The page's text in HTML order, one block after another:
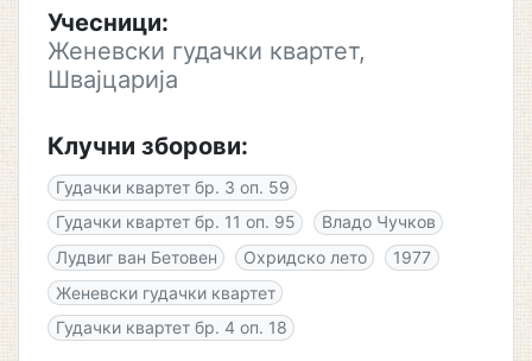
Учесници:
Женевски гудачки квартет,
Швајцарија
Клучни зборови:
Гудачки квартет бр. 3 оп. 59
Гудачки квартет бр. 11 оп. 95
Владо Чучков
Лудвиг ван Бетовен
Охридско лето
1977
Женевски гудачки квартет
Гудачки квартет бр. 4 оп. 18